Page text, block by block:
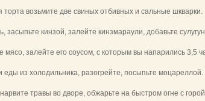
торта возьмите две свиных отбивных и сальные шкварки.
засыпьте кинзой, залейте кинзмараули, добавьте
мясо, залейте его соусом, с которым вы напарились 3,5
еды из холодильника, разогрейте, посыпьте
травы во дворе, обжарьте на быстром огне с